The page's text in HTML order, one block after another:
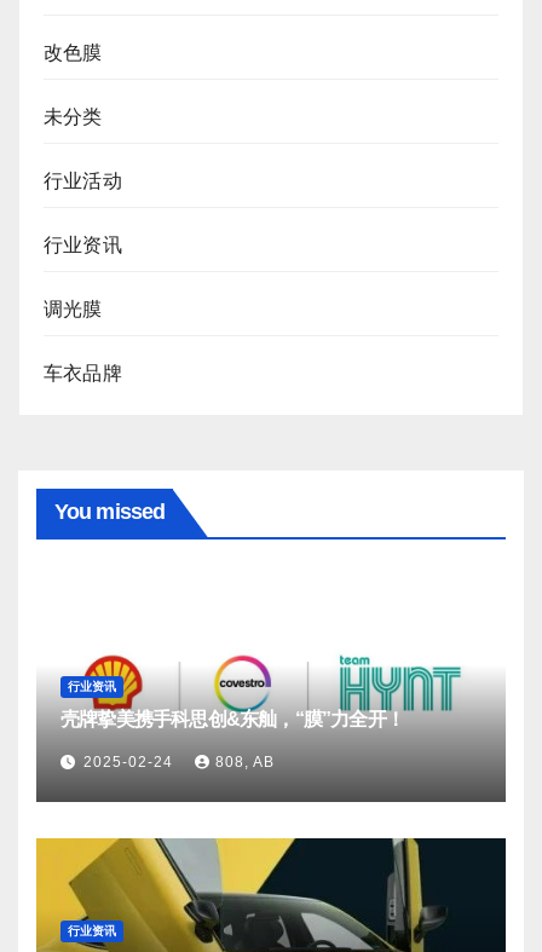
改色膜
未分类
行业活动
行业资讯
调光膜
车衣品牌
You missed
行业资讯
壳牌挚美携手科思创&东舢，“膜”力全开！
2025-02-24 808, AB
行业资讯